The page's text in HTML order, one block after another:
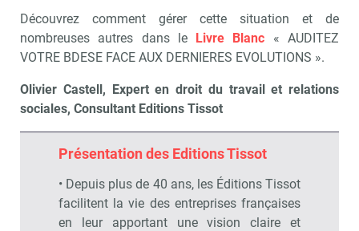
Découvrez comment gérer cette situation et de
nombreuses autres dans le Livre Blanc « AUDITEZ
VOTRE BDESE FACE AUX DERNIERES EVOLUTIONS ».
Olivier Castell, Expert en droit du travail et relations
sociales, Consultant Editions Tissot
Présentation des Editions Tissot
• Depuis plus de 40 ans, les Éditions Tissot
facilitent la vie des entreprises françaises
en leur apportant une vision claire et